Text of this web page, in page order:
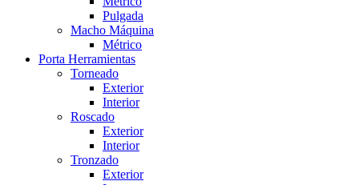
Pulgada
Macho Máquina
Métrico
Porta Herramientas
Torneado
Exterior
Interior
Roscado
Exterior
Interior
Tronzado
Exterior